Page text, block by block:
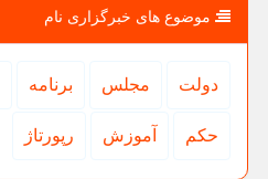
موضوع های خبرگزاری نام
دولت مجلس برنامه
حكم آموزش رپورتاژ